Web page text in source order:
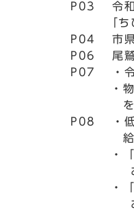
P03 令和
「ちび
P04 市県
P06 尾鷲
P07 ・令
・物価高
を支
P08 ・低
給付金
・「国
お届
・「ジェ
お届